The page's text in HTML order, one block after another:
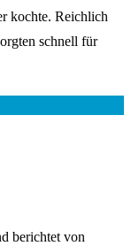
kochte. Reichlich
schnell für
berichtet von